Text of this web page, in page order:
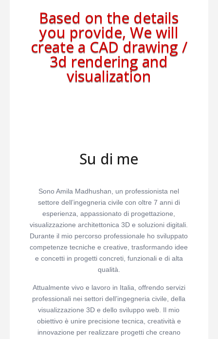
Based on the details
you provide, We will
create a CAD drawing /
3d rendering and
visualization
Su di me
Sono Amila Madhushan, un professionista nel
settore dell’ingegneria civile con oltre 7 anni di
esperienza, appassionato di progettazione,
visualizzazione architettonica 3D e soluzioni digitali.
Durante il mio percorso professionale ho sviluppato
competenze tecniche e creative, trasformando idee
e concetti in progetti concreti, funzionali e di alta
qualità.
Attualmente vivo e lavoro in Italia, offrendo servizi
professionali nei settori dell’ingegneria civile, della
visualizzazione 3D e dello sviluppo web. Il mio
obiettivo è unire precisione tecnica, creatività e
innovazione per realizzare progetti che creano